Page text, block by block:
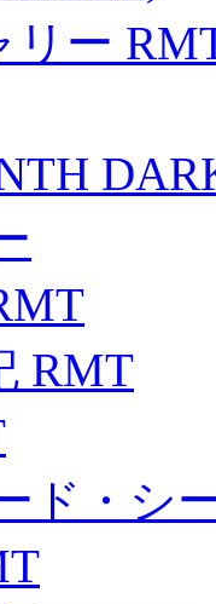
リー
RMT
ド・シ